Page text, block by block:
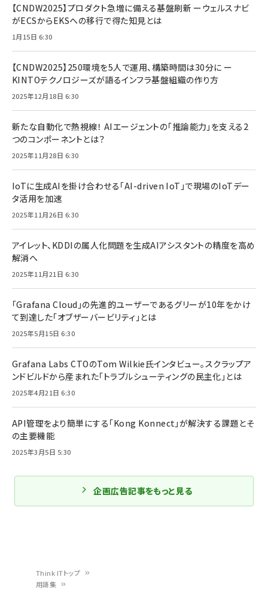
Think ITトップ
用語集
【CNDW2025】プロダクト急増に備える基盤刷新 ーウェルスナビ
がECSからEKSへの移行で得た知見とは
1月15日 6:30
【CNDW2025】250環境を5人で運用、構築時間は30分に ー
KINTOテクノロジーズが語るインフラ基盤組織の作り方
2025年12月18日 6:30
新たな自動化で熱視線！ AIエージェントの「推論能力」を支える2
つのコンポーネントとは？
2025年11月28日 6:30
IoTに生成AIを掛け合わせる「AI-driven IoT」で現場のIoTデー
タ活用を加速
2025年11月26日 6:30
アイレット、KDDIの属人化問題を生成AIアシスタントの精度を高め
解消へ
2025年11月21日 6:30
「Grafana Cloud」の先進的ユーザーであるグリーが10年をかけ
て到達した「オブザーバービリティ」とは
2025年5月15日 6:30
Grafana Labs CTOのTom Wilkie氏インタビュー。スクラップア
ンドビルドから産まれた「トラブルシューティングの民主化」とは
2025年4月21日 6:30
API管理をより簡単にする「Kong Konnect」が解決する課題とそ
の主要機能
2025年3月5日 5:30
企画広告記事をもっと見る